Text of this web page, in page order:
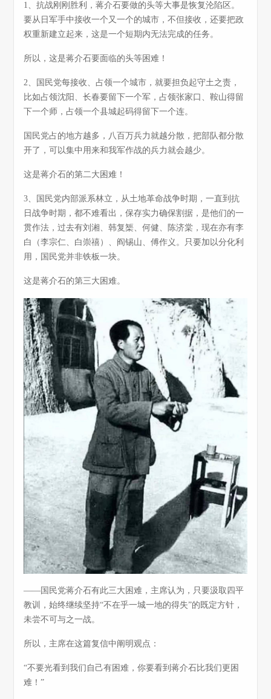
1、抗战刚刚胜利，蒋介石要做的头等大事是恢复沦陷区。
要从日军手中接收一个又一个的城市，不但接收，还要把政
权重新建立起来，这是一个短期内无法完成的任务。
所以，这是蒋介石要面临的头等困难！
2、国民党每接收、占领一个城市，就要担负起守土之责，
比如占领沈阳、长春要留下一个军，占领张家口、鞍山得留
下一个师，占领一个县城起码得留下一个连。
国民党占的地方越多，八百万兵力就越分散，把部队都分散
开了，可以集中用来和我军作战的兵力就会越少。
这是蒋介石的第二大困难！
3、国民党内部派系林立，从土地革命战争时期，一直到抗
日战争时期，都不难看出，保存实力确保割据，是他们的一
贯作法，过去有刘湘、韩复榘、何健、陈济棠，现在亦有李
白（李宗仁、白崇禧）、阎锡山、傅作义。只要加以分化利
用，国民党并非铁板一块。
这是蒋介石的第三大困难。
——国民党蒋介石有此三大困难，主席认为，只要汲取四平
教训，始终继续坚持“不在乎一城一地的得失”的既定方针，
未尝不可与之一战。
所以，主席在这篇复信中阐明观点：
“不要光看到我们自己有困难，你要看到蒋介石比我们更困
难！”